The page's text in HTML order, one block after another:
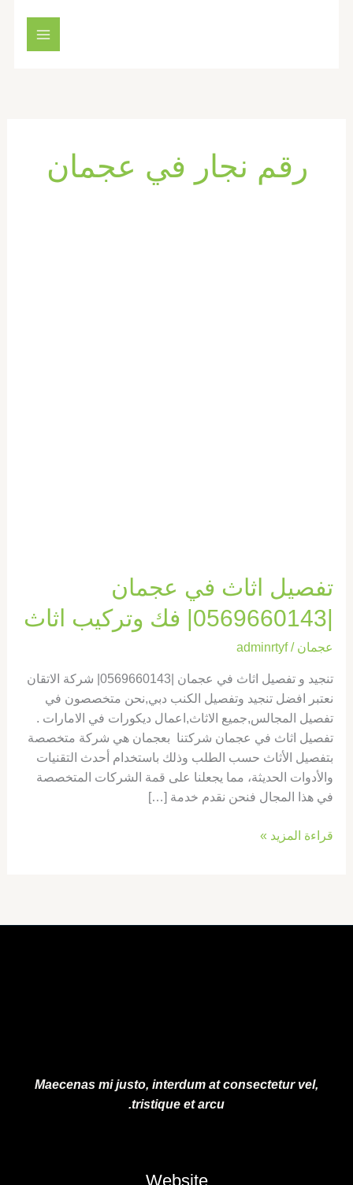
رقم نجار في عجمان
تفصيل اثاث في عجمان
|0569660143| فك وتركيب اثاث
عجمان /
adminrtyf
تنجيد و تفصيل اثاث في عجمان |0569660143| شركة الاتقان
نعتبر افضل تنجيد وتفصيل الكنب دبي,نحن متخصصون في
تفصيل المجالس,جميع الاثاث,اعمال ديكورات في الامارات .
تفصيل اثاث في عجمان شركتنا بعجمان هي شركة متخصصة
بتفصيل الأثاث حسب الطلب وذلك باستخدام أحدث التقنيات
والأدوات الحديثة، مما يجعلنا على قمة الشركات المتخصصة
في هذا المجال فنحن نقدم خدمة […]
قراءة المزيد »
Maecenas mi justo, interdum at consectetur vel,
tristique et arcu.
Website